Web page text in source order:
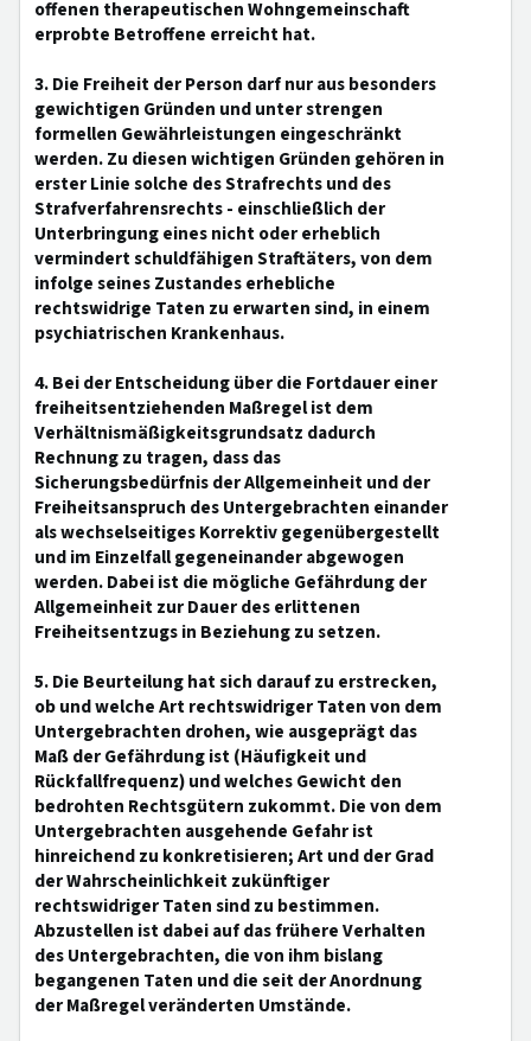
offenen therapeutischen Wohngemeinschaft
erprobte Betroffene erreicht hat.
3. Die Freiheit der Person darf nur aus besonders
gewichtigen Gründen und unter strengen
formellen Gewährleistungen eingeschränkt
werden. Zu diesen wichtigen Gründen gehören in
erster Linie solche des Strafrechts und des
Strafverfahrensrechts - einschließlich der
Unterbringung eines nicht oder erheblich
vermindert schuldfähigen Straftäters, von dem
infolge seines Zustandes erhebliche
rechtswidrige Taten zu erwarten sind, in einem
psychiatrischen Krankenhaus.
4. Bei der Entscheidung über die Fortdauer einer
freiheitsentziehenden Maßregel ist dem
Verhältnismäßigkeitsgrundsatz dadurch
Rechnung zu tragen, dass das
Sicherungsbedürfnis der Allgemeinheit und der
Freiheitsanspruch des Untergebrachten einander
als wechselseitiges Korrektiv gegenübergestellt
und im Einzelfall gegeneinander abgewogen
werden. Dabei ist die mögliche Gefährdung der
Allgemeinheit zur Dauer des erlittenen
Freiheitsentzugs in Beziehung zu setzen.
5. Die Beurteilung hat sich darauf zu erstrecken,
ob und welche Art rechtswidriger Taten von dem
Untergebrachten drohen, wie ausgeprägt das
Maß der Gefährdung ist (Häufigkeit und
Rückfallfrequenz) und welches Gewicht den
bedrohten Rechtsgütern zukommt. Die von dem
Untergebrachten ausgehende Gefahr ist
hinreichend zu konkretisieren; Art und der Grad
der Wahrscheinlichkeit zukünftiger
rechtswidriger Taten sind zu bestimmen.
Abzustellen ist dabei auf das frühere Verhalten
des Untergebrachten, die von ihm bislang
begangenen Taten und die seit der Anordnung
der Maßregel veränderten Umstände.